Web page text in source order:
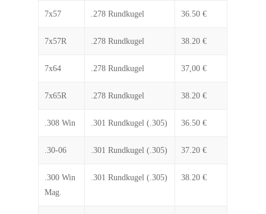
7x57 .278 Rundkugel 36.50 €
7x57R .278 Rundkugel 38.20 €
7x64 .278 Rundkugel 37,00 €
7x65R .278 Rundkugel 38.20 €
.308 Win .301 Rundkugel (.305) 36.50 €
.30-06 .301 Rundkugel (.305) 37.20 €
.300 Win
Mag.
.301 Rundkugel (.305) 38.20 €